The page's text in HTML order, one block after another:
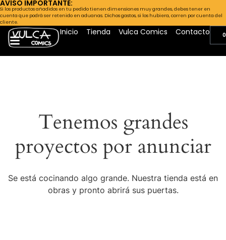
AVISO IMPORTANTE:
Si los productos añadidos en tu pedido tienen dimensiones muy grandes, debes tener en
cuenta que podrá ser retenido en aduanas. Dichos gastos, si los hubiera, corren por cuenta del
cliente.
Inicio Tienda Vulca Comics Contacto
Tenemos grandes
proyectos por anunciar
Se está cocinando algo grande. Nuestra tienda está en
obras y pronto abrirá sus puertas.